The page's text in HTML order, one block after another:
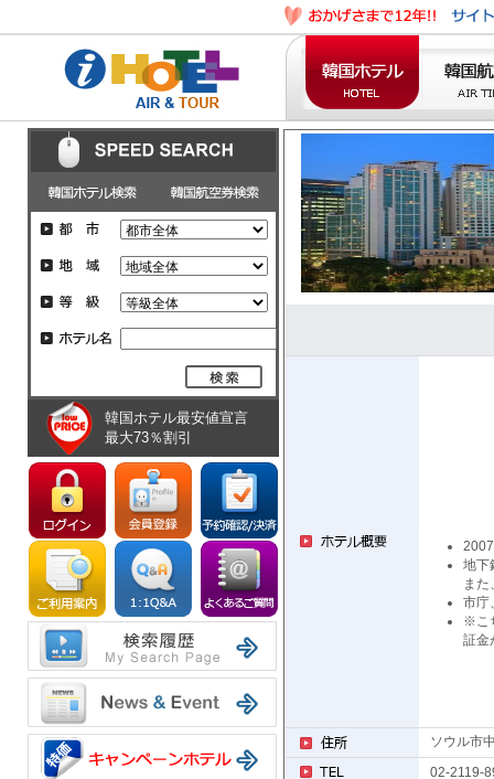
韓国ホテル最安値宣言
最大73％割引
地下
ま
市庁
※こ
証金
ソウル市
02-2119-